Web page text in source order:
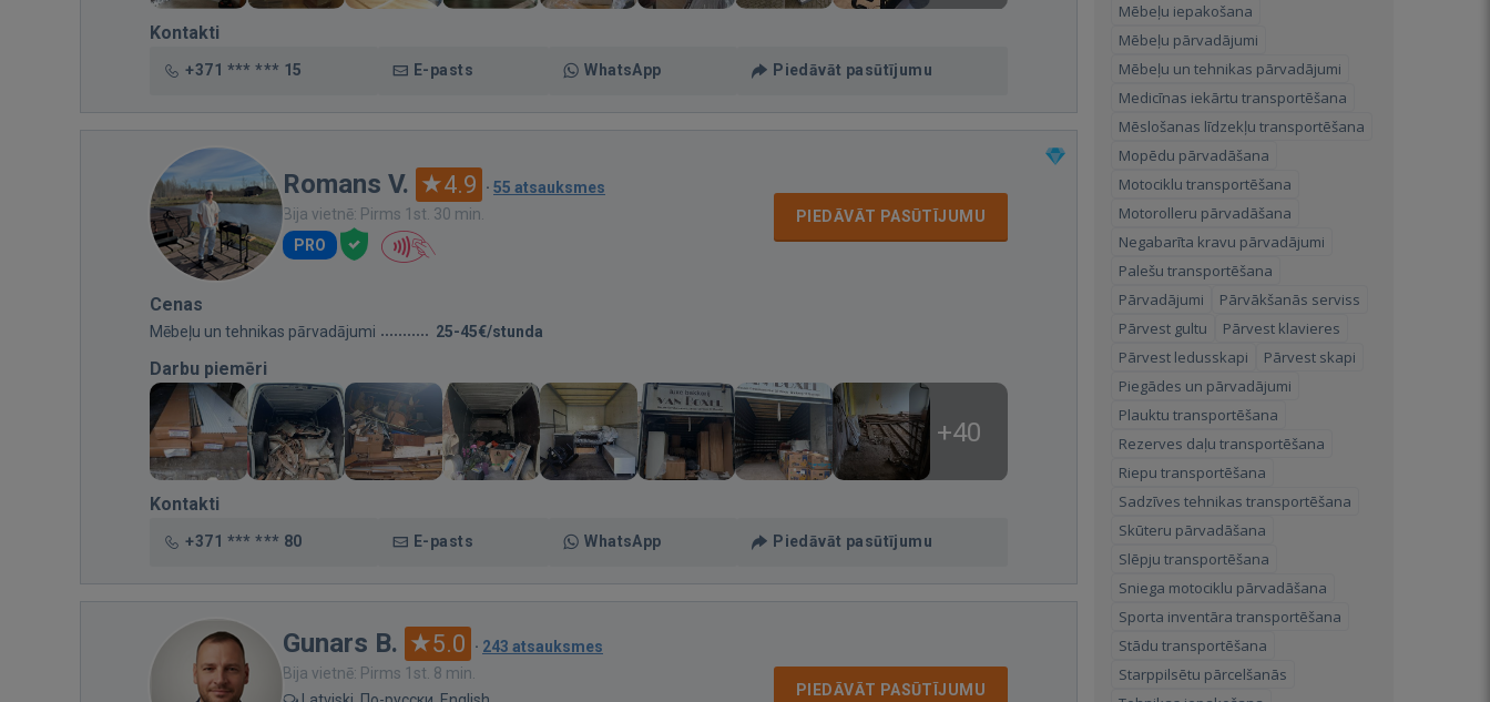
Kontakti
+371 *** *** 15 E-pasts WhatsApp Piedāvāt pasūtījumu
Romans V. 4.9 · 55 atsauksmes
Bija vietnē: Pirms 1st. 30 min.
PRO
PIEDĀVĀT PASŪTĪJUMU
Cenas
Mēbeļu un tehnikas pārvadājumi 25-45€/stunda
Darbu piemēri
+40
Kontakti
+371 *** *** 80 E-pasts WhatsApp Piedāvāt pasūtījumu
Gunars B. 5.0 · 243 atsauksmes
Bija vietnē: Pirms 1st. 8 min.
PIEDĀVĀT PASŪTĪJUMU
Mēbeļu iepakošana
Mēbeļu pārvadājumi
Mēbeļu un tehnikas pārvadājumi
Medicīnas iekārtu transportēšana
Mēslošanas līdzekļu transportēšana
Mopēdu pārvadāšana
Motociklu transportēšana
Motorolleru pārvadāšana
Negabarīta kravu pārvadājumi
Palešu transportēšana
Pārvadājumi
Pārvākšanās serviss
Pārvest gultu
Pārvest klavieres
Pārvest ledusskapi
Pārvest skapi
Piegādes un pārvadājumi
Plauktu transportēšana
Rezerves daļu transportēšana
Riepu transportēšana
Sadzīves tehnikas transportēšana
Skūteru pārvadāšana
Slēpju transportēšana
Sniega motociklu pārvadāšana
Sporta inventāra transportēšana
Stādu transportēšana
Starppilsētu pārcelšanās